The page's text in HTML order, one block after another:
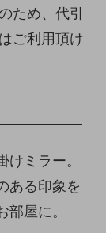
ため、代引
ご利用頂け
ミラー。
ある印象を
屋に。